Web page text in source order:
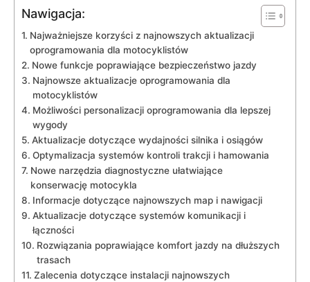
Nawigacja:
Najważniejsze ‌korzyści⁣ z najnowszych aktualizacji
oprogramowania​ dla motocyklistów
Nowe funkcje poprawiające bezpieczeństwo⁤ jazdy
Najnowsze aktualizacje oprogramowania dla
motocyklistów
Możliwości‍ personalizacji oprogramowania dla lepszej​
wygody
Aktualizacje‌ dotyczące⁣ wydajności silnika‍ i osiągów
Optymalizacja systemów kontroli ‌trakcji i hamowania
Nowe‌ narzędzia diagnostyczne ułatwiające
konserwację motocykla
Informacje ​dotyczące najnowszych map i nawigacji
Aktualizacje dotyczące systemów komunikacji‌ i
łączności
Rozwiązania poprawiające komfort jazdy na dłuższych
trasach
Zalecenia dotyczące instalacji najnowszych